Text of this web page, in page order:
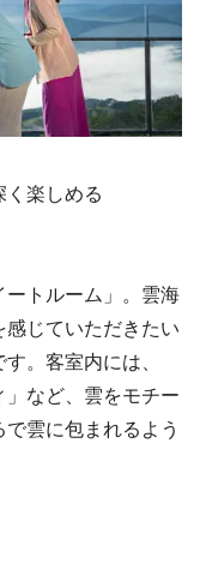
楽しめる
トルーム」。雲海
じていただきたい
。客室内には、
」など、雲をモチー
雲に包まれるよう